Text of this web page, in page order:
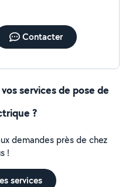
seul mais si besoin
et étude de
sur mon profil. Cordialement.
Contacter
services de pose de
?
demandes près de chez
!
services